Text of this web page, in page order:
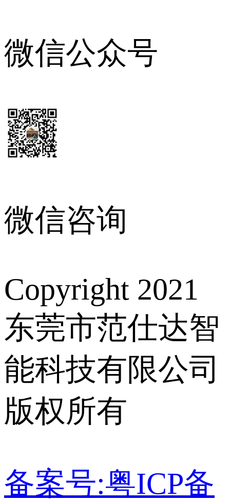
微信公众号
微信咨询
Copyright 2021
东莞市范仕达智
能科技有限公司
版权所有
备案号:粤ICP备